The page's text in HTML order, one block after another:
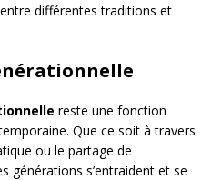
différentes traditions et
reste une fonction
Que ce soit à travers
ou le partage de
générations s’entraident et se